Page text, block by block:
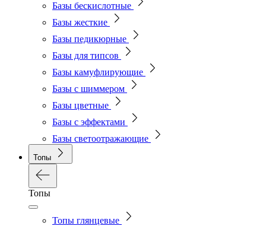
Базы бескислотные
Базы жесткие
Базы педикюрные
Базы для типсов
Базы камуфлирующие
Базы с шиммером
Базы цветные
Базы с эффектами
Базы светоотражающие
Топы
Топы
Топы глянцевые